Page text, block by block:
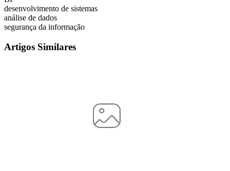
desenvolvimento de sistemas
análise de dados
segurança da informação
Artigos Similares